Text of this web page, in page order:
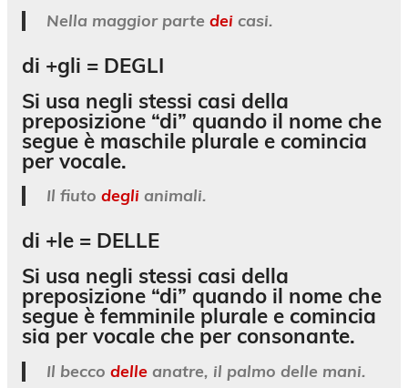
Nella maggior parte deicasi.
di +gli = DEGLI
Si usa negli stessi casi della
preposizione “di” quando il nome che
segue è maschile plurale e comincia
per vocale.
Il fiuto deglianimali.
di +le = DELLE
Si usa negli stessi casi della
preposizione “di” quando il nome che
segue è femminile plurale e comincia
sia per vocale che per consonante.
Il becco delleanatre, il palmo delle mani.